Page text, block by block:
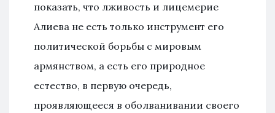
показать, что лживость и лицемерие
Алиева не есть только инструмент его
политической борьбы с мировым
армянством, а есть его природное
естество, в первую очередь,
проявляющееся в оболванивании своего